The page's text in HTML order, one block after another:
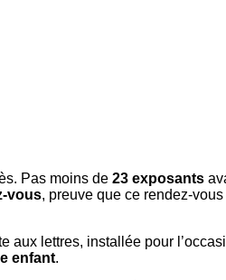
Pas moins de 23 exposants
vous, preuve que ce rendez-
lettres, installée pour
enfant.